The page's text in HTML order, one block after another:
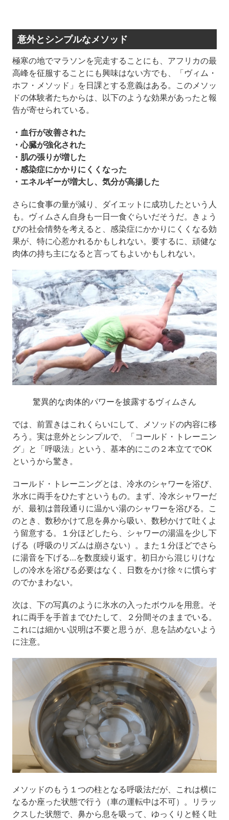
意外とシンプルなメソッド
極寒の地でマラソンを完走することにも、アフリカの最
高峰を征服することにも興味はない方でも、「ヴィム・
ホフ・メソッド」を日課とする意義はある。このメソッ
ドの体験者たちからは、以下のような効果があったと報
告が寄せられている。
・血行が改善された
・心臓が強化された
・肌の張りが増した
・感染症にかかりにくくなった
・エネルギーが増大し、気分が高揚した
さらに食事の量が減り、ダイエットに成功したという人
も。ヴィムさん自身も一日一食ぐらいだそうだ。きょう
びの社会情勢を考えると、感染症にかかりにくくなる効
果が、特に心惹かれるかもしれない。要するに、頑健な
肉体の持ち主になると言ってもよいかもしれない。
驚異的な肉体的パワーを披露するヴィムさん
では、前置きはこれくらいにして、メソッドの内容に移
ろう。実は意外とシンプルで、「コールド・トレーニン
グ」と「呼吸法」という、基本的にこの２本立てでOK
というから驚き。
コールド・トレーニングとは、冷水のシャワーを浴び、
氷水に両手をひたすというもの。まず、冷水シャワーだ
が、最初は普段通りに温かい湯のシャワーを浴びる。こ
のとき、数秒かけて息を鼻から吸い、数秒かけて吐くよ
う留意する。１分ほどしたら、シャワーの湯温を少し下
げる（呼吸のリズムは崩さない）。また１分ほどでさら
に湯音を下げる…を数度繰り返す。初日から混じりけな
しの冷水を浴びる必要はなく、日数をかけ徐々に慣らす
のでかまわない。
次は、下の写真のように氷水の入ったボウルを用意。そ
れに両手を手首までひたして、２分間そのままでいる。
これには細かい説明は不要と思うが、息を詰めないよう
に注意。
メソッドのもう１つの柱となる呼吸法だが、これは横に
なるか座った状態で行う（車の運転中は不可）。リラッ
クスした状態で、鼻から息を吸って、ゆっくりと軽く吐